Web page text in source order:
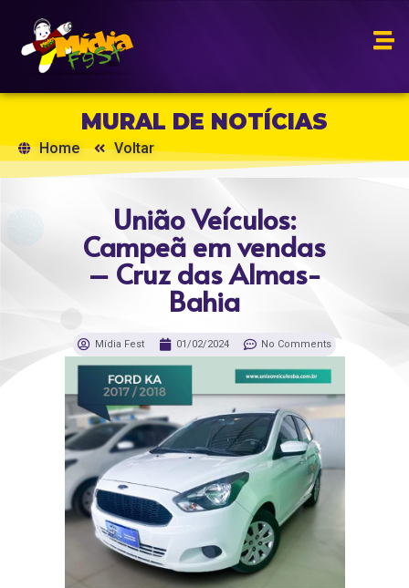
MURAL DE NOTÍCIAS
Home Voltar
União Veículos:
Campeã em vendas
– Cruz das Almas-
Bahia
Mídia Fest 01/02/2024 No Comments